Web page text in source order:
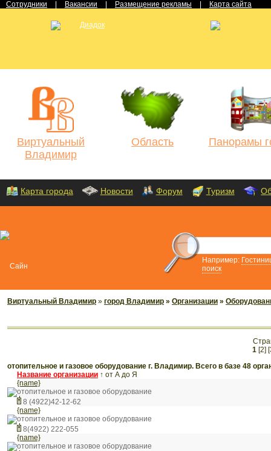
Сотрудники Вакансии Размещение рекламы Карта сайта
Виртуальный
Владимир
Область Панорамы
Карта города Новости Форум Туризм
Например:
поиск
Виртуальный Владимир » город Владимир » Организации »
1 [2]
отопительное и газовое оборудование г. Владимир. Всего в базе 48
Название организации ↑ от А до Я
{name}
отопительное и газовое оборудование
8 (4922)42-12-62
{name}
отопительное и газовое оборудование
8(4922) 222-055
{name}
отопительное и газовое оборудование